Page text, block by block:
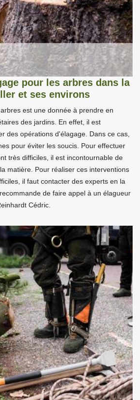
pour les arbres dans la
et ses environs
est une donnée à prendre en
des jardins. En effet, il est
des opérations d'élagage. Dans ce cas,
pour éviter les soucis. Pour effectuer
très difficiles, il est incontournable de
matière. Pour réaliser ces interventions
il faut contacter des experts en la
de faire appel à un élagueur
Cédric.